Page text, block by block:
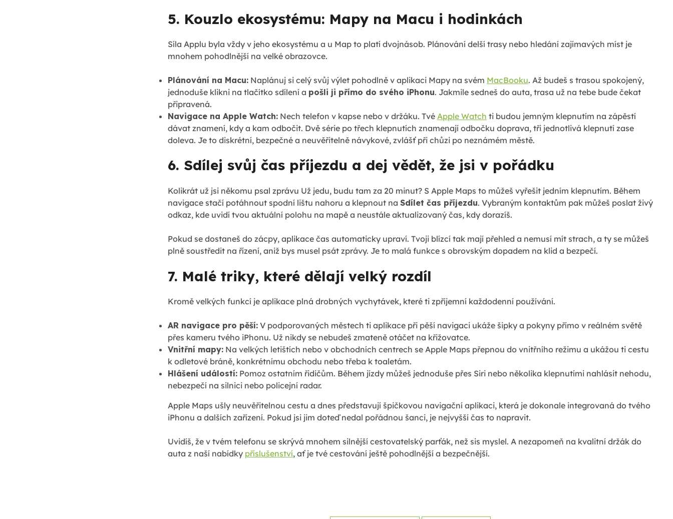
5. Kouzlo ekosystému: Mapy na Macu i hodinkách
Síla Applu byla vždy v jeho ekosystému a u Map to platí dvojnásob. Plánování delší trasy nebo hledání zajímavých míst je
mnohem pohodlnější na velké obrazovce.
Plánování na Macu: Naplánuj si celý svůj výlet pohodlně v aplikaci Mapy na svém MacBooku. Až budeš s trasou spokojený,
jednoduše klikni na tlačítko sdílení a pošli ji přímo do svého iPhonu. Jakmile sedneš do auta, trasa už na tebe bude čekat
připravená.
Navigace na Apple Watch: Nech telefon v kapse nebo v držáku. Tvé Apple Watch ti budou jemným klepnutím na zápěstí
dávat znamení, kdy a kam odbočit. Dvě série po třech klepnutích znamenají odbočku doprava, tři jednotlivá klepnutí zase
doleva. Je to diskrétní, bezpečné a neuvěřitelně návykové, zvlášť při chůzi po neznámém městě.
6. Sdílej svůj čas příjezdu a dej vědět, že jsi v pořádku
Kolikrát už jsi někomu psal zprávu Už jedu, budu tam za 20 minut? S Apple Maps to můžeš vyřešit jedním klepnutím. Během
navigace stačí potáhnout spodní lištu nahoru a klepnout na Sdílet čas příjezdu. Vybraným kontaktům pak můžeš poslat živý
odkaz, kde uvidí tvou aktuální polohu na mapě a neustále aktualizovaný čas, kdy dorazíš.
Pokud se dostaneš do zácpy, aplikace čas automaticky upraví. Tvoji blízcí tak mají přehled a nemusí mít strach, a ty se můžeš
plně soustředit na řízení, aniž bys musel psát zprávy. Je to malá funkce s obrovským dopadem na klid a bezpečí.
7. Malé triky, které dělají velký rozdíl
Kromě velkých funkcí je aplikace plná drobných vychytávek, které ti zpříjemní každodenní používání.
AR navigace pro pěší: V podporovaných městech ti aplikace při pěší navigaci ukáže šipky a pokyny přímo v reálném světě
přes kameru tvého iPhonu. Už nikdy se nebudeš zmateně otáčet na křižovatce.
Vnitřní mapy: Na velkých letištích nebo v obchodních centrech se Apple Maps přepnou do vnitřního režimu a ukážou ti cestu
k odletové bráně, konkrétnímu obchodu nebo třeba k toaletám.
Hlášení událostí: Pomoz ostatním řidičům. Během jízdy můžeš jednoduše přes Siri nebo několika klepnutími nahlásit nehodu,
nebezpečí na silnici nebo policejní radar.
Apple Maps ušly neuvěřitelnou cestu a dnes představují špičkovou navigační aplikaci, která je dokonale integrovaná do tvého
iPhonu a dalších zařízení. Pokud jsi jim doteď nedal pořádnou šanci, je nejvyšší čas to napravit.
Uvidíš, že v tvém telefonu se skrývá mnohem silnější cestovatelský parťák, než sis myslel. A nezapomeň na kvalitní držák do
auta z naší nabídky příslušenství, ať je tvé cestování ještě pohodlnější a bezpečnější.